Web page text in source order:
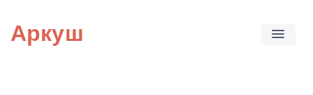
content
Аркуш